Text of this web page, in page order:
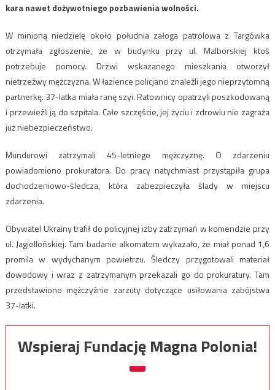
kara nawet dożywotniego pozbawienia wolności.
W minioną niedzielę około południa załoga patrolowa z Targówka
otrzymała zgłoszenie, że w budynku przy ul. Malborskiej ktoś
potrzebuje pomocy. Drzwi wskazanego mieszkania otworzył
nietrzeźwy mężczyzna. W łazience policjanci znaleźli jego nieprzytomną
partnerkę. 37-latka miała ranę szyi. Ratownicy opatrzyli poszkodowaną
i przewieźli ją do szpitala. Całe szczęście, jej życiu i zdrowiu nie zagraża
już niebezpieczeństwo.
Mundurowi zatrzymali 45-letniego mężczyznę. O zdarzeniu
powiadomiono prokuratora. Do pracy natychmiast przystąpiła grupa
dochodzeniowo-śledcza, która zabezpieczyła ślady w miejscu
zdarzenia.
Obywatel Ukrainy trafił do policyjnej izby zatrzymań w komendzie przy
ul. Jagiellońskiej. Tam badanie alkomatem wykazało, że miał ponad 1,6
promila w wydychanym powietrzu. Śledczy przygotowali materiał
dowodowy i wraz z zatrzymanym przekazali go do prokuratury. Tam
przedstawiono mężczyźnie zarzuty dotyczące usiłowania zabójstwa
37-latki.
Wspieraj Fundację Magna Polonia!